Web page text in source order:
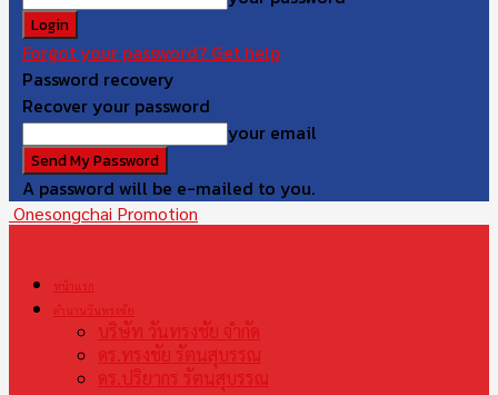
Forgot your password? Get help
Password recovery
Recover your password
your email
A password will be e-mailed to you.
Onesongchai Promotion
หน้าแรก
ตำนานวันทรงชัย
บริษัท วันทรงชัย จำกัด
ดร.ทรงชัย รัตนสุบรรณ
ดร.ปริยากร รัตนสุบรรณ